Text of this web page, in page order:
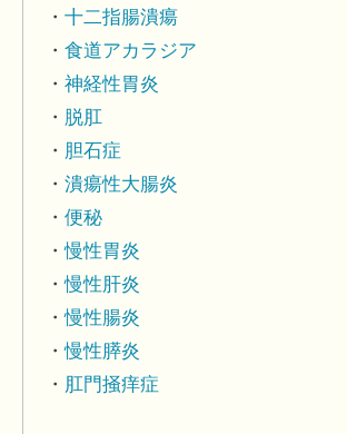
十二指腸潰瘍
食道アカラジア
神経性胃炎
脱肛
胆石症
潰瘍性大腸炎
便秘
慢性胃炎
慢性肝炎
慢性腸炎
慢性膵炎
肛門掻痒症